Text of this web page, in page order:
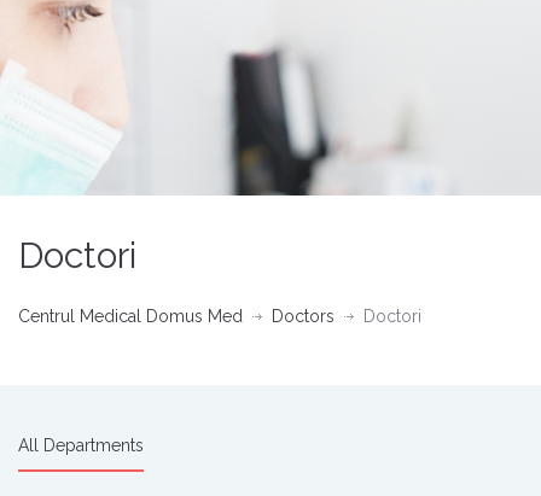
Doctori
Centrul Medical Domus Med Doctors Doctori
All Departments